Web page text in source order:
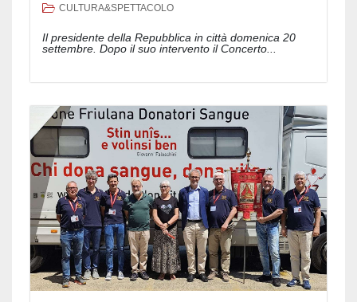
CULTURA&SPETTACOLO
Il presidente della Repubblica in città domenica 20
settembre. Dopo il suo intervento il Concerto...